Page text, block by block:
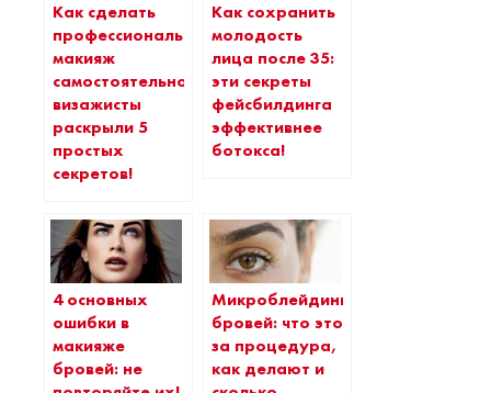
Как сделать
профессиональный
макияж
самостоятельно:
визажисты
раскрыли 5
простых
секретов!
Как сохранить
молодость
лица после 35:
эти секреты
фейсбилдинга
эффективнее
ботокса!
4 основных
ошибки в
макияже
бровей: не
Микроблейдинг
бровей: что это
за процедура,
как делают и